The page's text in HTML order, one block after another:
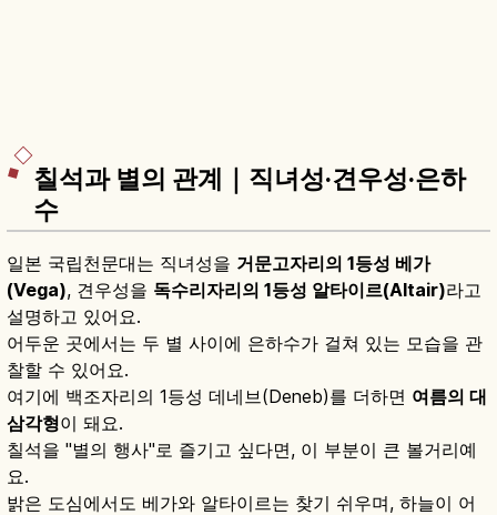
칠석과 별의 관계｜직녀성·견우성·은하
수
일본 국립천문대는 직녀성을 거문고자리의 1등성 베가
(Vega), 견우성을 독수리자리의 1등성 알타이르(Altair)라고
설명하고 있어요.
어두운 곳에서는 두 별 사이에 은하수가 걸쳐 있는 모습을 관
찰할 수 있어요.
여기에 백조자리의 1등성 데네브(Deneb)를 더하면 여름의 대
삼각형이 돼요.
칠석을 "별의 행사"로 즐기고 싶다면, 이 부분이 큰 볼거리예
요.
밝은 도심에서도 베가와 알타이르는 찾기 쉬우며, 하늘이 어